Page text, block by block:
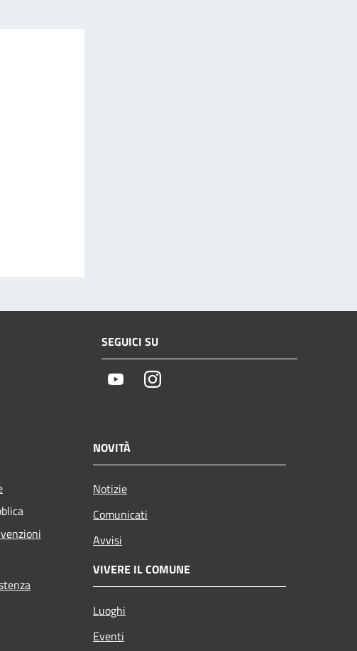
SEGUICI SU
YoutubeInstagram
NOVITÀ
Notizie
Comunicati
Avvisi
VIVERE IL COMUNE
Luoghi
Eventi